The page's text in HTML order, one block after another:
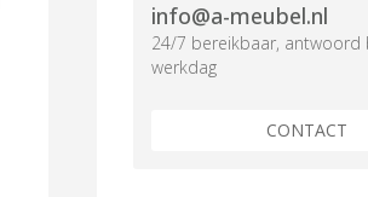
info@a-meubel.nl
24/7 bereikbaar, antwoord
werkdag
CONTACT